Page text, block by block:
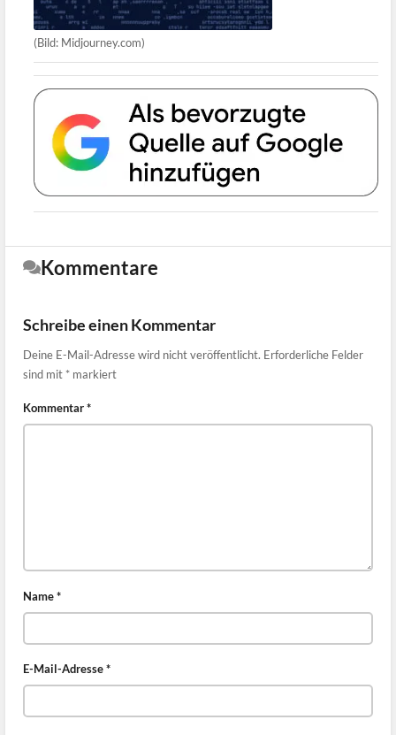
(Bild: Midjourney.com)
Kommentare
Schreibe einen Kommentar
Deine E-Mail-Adresse wird nicht veröffentlicht. Erforderliche Felder
sind mit * markiert
Kommentar*
Name*
E-Mail-Adresse*